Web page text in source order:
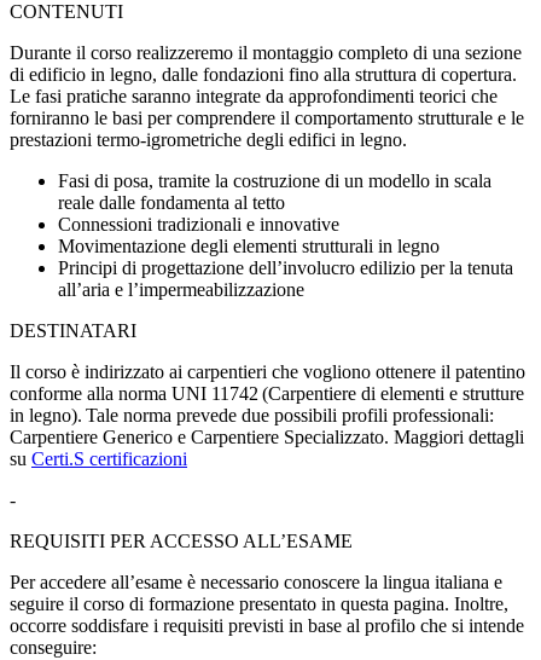
CONTENUTI
Durante il corso realizzeremo il montaggio completo di una sezione
di edificio in legno, dalle fondazioni fino alla struttura di copertura.
Le fasi pratiche saranno integrate da approfondimenti teorici che
forniranno le basi per comprendere il comportamento strutturale e le
prestazioni termo-igrometriche degli edifici in legno.
Fasi di posa, tramite la costruzione di un modello in scala
reale dalle fondamenta al tetto
Connessioni tradizionali e innovative
Movimentazione degli elementi strutturali in legno
Principi di progettazione dell’involucro edilizio per la tenuta
all’aria e l’impermeabilizzazione
DESTINATARI
Il corso è indirizzato ai carpentieri che vogliono ottenere il patentino
conforme alla norma UNI 11742 (Carpentiere di elementi e strutture
in legno). Tale norma prevede due possibili profili professionali:
Carpentiere Generico e Carpentiere Specializzato. Maggiori dettagli
su Certi.S certificazioni
-
REQUISITI PER ACCESSO ALL’ESAME
Per accedere all’esame è necessario conoscere la lingua italiana e
seguire il corso di formazione presentato in questa pagina. Inoltre,
occorre soddisfare i requisiti previsti in base al profilo che si intende
conseguire: